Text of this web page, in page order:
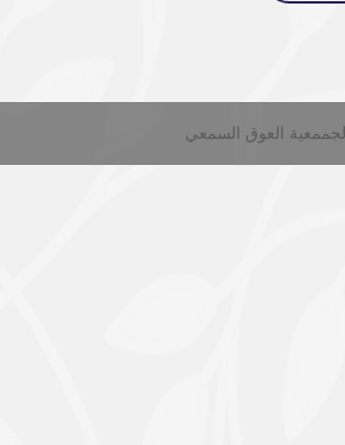
لجممعية العوق السمعي